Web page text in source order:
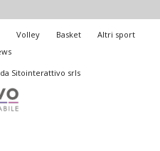
Volley Basket
Altri sport
Sitointerattivo srls